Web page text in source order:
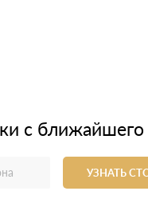
с ближайшего
УЗНАТЬ